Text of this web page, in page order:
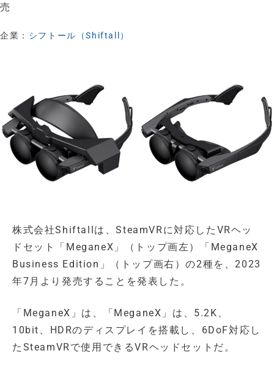
売
企業： シフトール（Shiftall）
株式会社Shiftallは、SteamVRに対応したVRヘッ
ドセット「MeganeX」（トップ画左）「MeganeX
Business Edition」（トップ画右）の2種を、2023
年7月より発売することを発表した。
「MeganeX」は、「MeganeX」は、5.2K、
10bit、HDRのディスプレイを搭載し、6DoF対応し
たSteamVRで使用できるVRヘッドセットだ。